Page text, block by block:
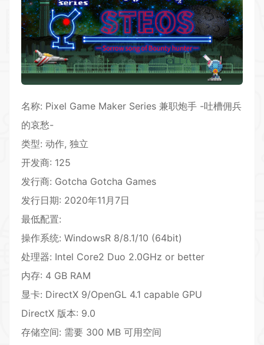
名称: Pixel Game Maker Series 兼职炮手 -吐槽佣兵
的哀愁-
类型: 动作, 独立
开发商: 125
发行商: Gotcha Gotcha Games
发行日期: 2020年11月7日
最低配置:
操作系统: WindowsR 8/8.1/10 (64bit)
处理器: Intel Core2 Duo 2.0GHz or better
内存: 4 GB RAM
显卡: DirectX 9/OpenGL 4.1 capable GPU
DirectX 版本: 9.0
存储空间: 需要 300 MB 可用空间